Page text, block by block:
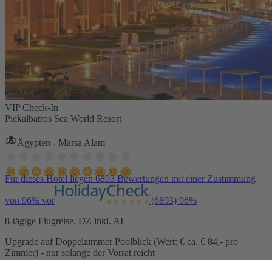
VIP Check-In
Pickalbatros Sea World Resort
Ägypten - Marsa Alam
Für dieses Hotel liegen 6893 Bewertungen mit einer Zustimmung
von 96% vor (6893) 96%
8-tägige Flugreise, DZ inkl. AI
Upgrade auf Doppelzimmer Poolblick (Wert: € ca. € 84,- pro
Zimmer) - nur solange der Vorrat reicht